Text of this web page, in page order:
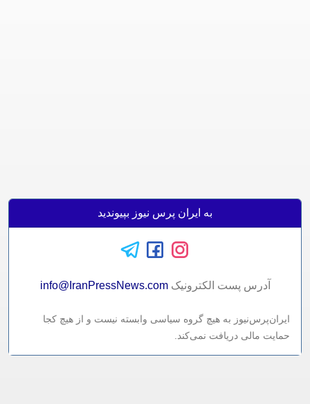
به ایران پرس نیوز بپیوندید
آدرس پست الکترونيکinfo@IranPressNews.com
ایران‌پرس‌نیوز به هیچ گروه سیاسی وابسته نیست و از هیچ کجا
حمایت مالی دریافت نمی‌کند.